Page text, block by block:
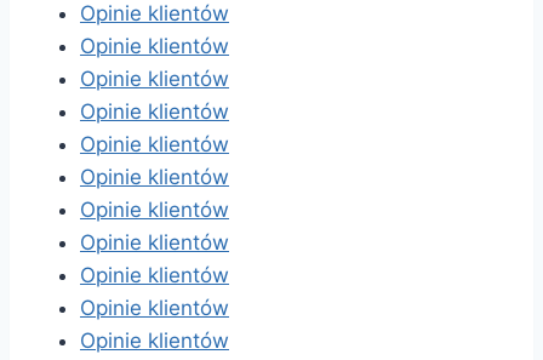
Opinie klientów
Opinie klientów
Opinie klientów
Opinie klientów
Opinie klientów
Opinie klientów
Opinie klientów
Opinie klientów
Opinie klientów
Opinie klientów
Opinie klientów